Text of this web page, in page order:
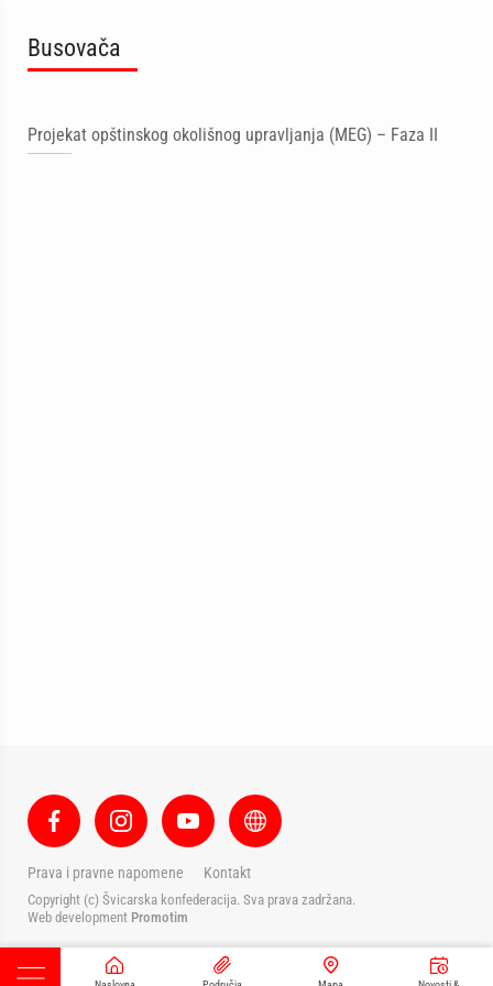
Busovača
Projekat opštinskog okolišnog upravljanja (MEG) – Faza II
Prava i pravne napomene Kontakt
Copyright (c) Švicarska konfederacija. Sva prava zadržana.
Web development Promotim